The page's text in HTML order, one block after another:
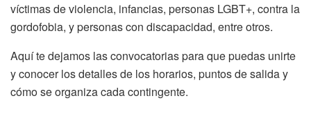
víctimas de violencia, infancias, personas LGBT+, contra la
gordofobia, y personas con discapacidad, entre otros.
Aquí te dejamos las convocatorias para que puedas unirte
y conocer los detalles de los horarios, puntos de salida y
cómo se organiza cada contingente.